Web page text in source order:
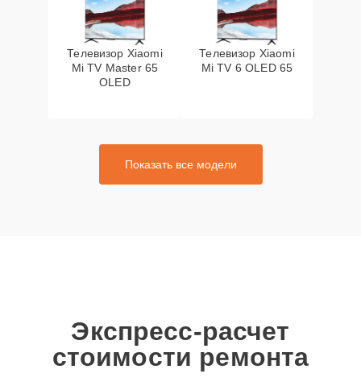
Телевизор Xiaomi
Mi TV Master 65
OLED
Телевизор Xiaomi
Mi TV 6 OLED 65
Показать все модели
Экспресс-расчет
стоимости ремонта